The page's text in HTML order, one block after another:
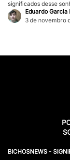
significados desse
Eduardo Garcia
3 de novembro
BICHOSNEWS -